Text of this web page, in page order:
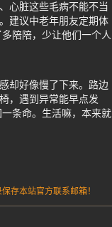
心脏这些毛病不能不当
建议中老年朋友定期体
陪陪，少让他们一个人
却好像慢了下来。路边
，遇到异常能早点发
条命。生活嘛，本来就
存本站官方联系邮箱！